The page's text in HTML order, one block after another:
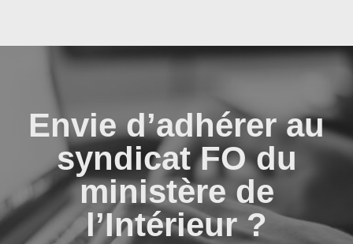
Envie d’adhérer au
syndicat FO du
ministère de
l’Intérieur ?